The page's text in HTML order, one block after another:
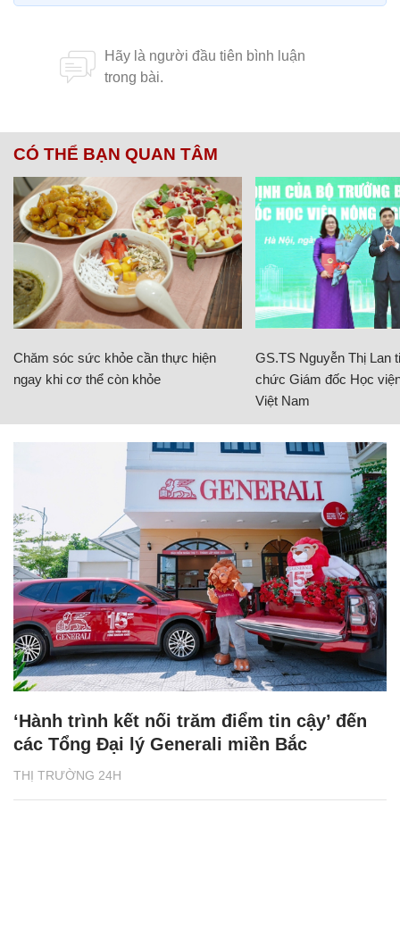
CÓ THỂ BẠN QUAN TÂM
Chăm sóc sức khỏe cần thực hiện
ngay khi cơ thể còn khỏe
GS.TS Nguyễn Thị Lan
chức Giám đốc Học
Việt Nam
THỊ TRƯỜNG 24H
‘Hành trình kết nối trăm điểm tin cậy’ đến
các Tổng Đại lý Generali miền Bắc